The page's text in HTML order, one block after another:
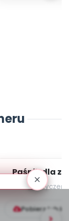
Paśnik dla
Kotstyczeń
Pobierz lub